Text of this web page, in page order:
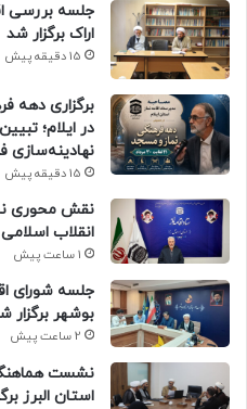
جلسه بررسی
اراک برگزار شد
15 دقیقه پیش
برگزاری دهه
در ایلام؛
نهادینه‌سازی
15 دقیقه پیش
نقش محوری
انقلاب اسلامی
1 ساعت پیش
جلسه شورای
بوشهر برگزار
2 ساعت پیش
نشست
استان البرز